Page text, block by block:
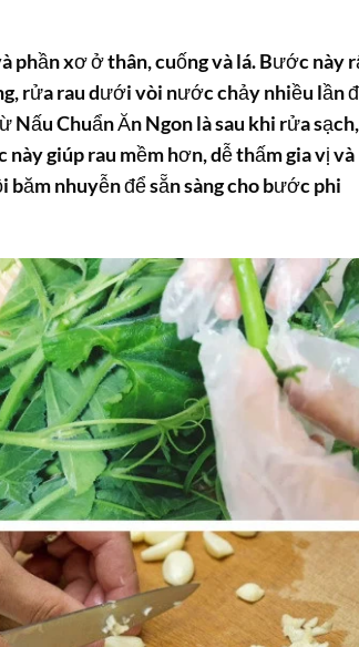
phần xơ ở thân, cuống và lá. Bước này
rửa rau dưới vòi nước chảy nhiều lần
Nấu Chuẩn Ăn Ngon là sau khi rửa sạch,
giúp rau mềm hơn, dễ thấm gia vị và
băm nhuyễn để sẵn sàng cho bước phi